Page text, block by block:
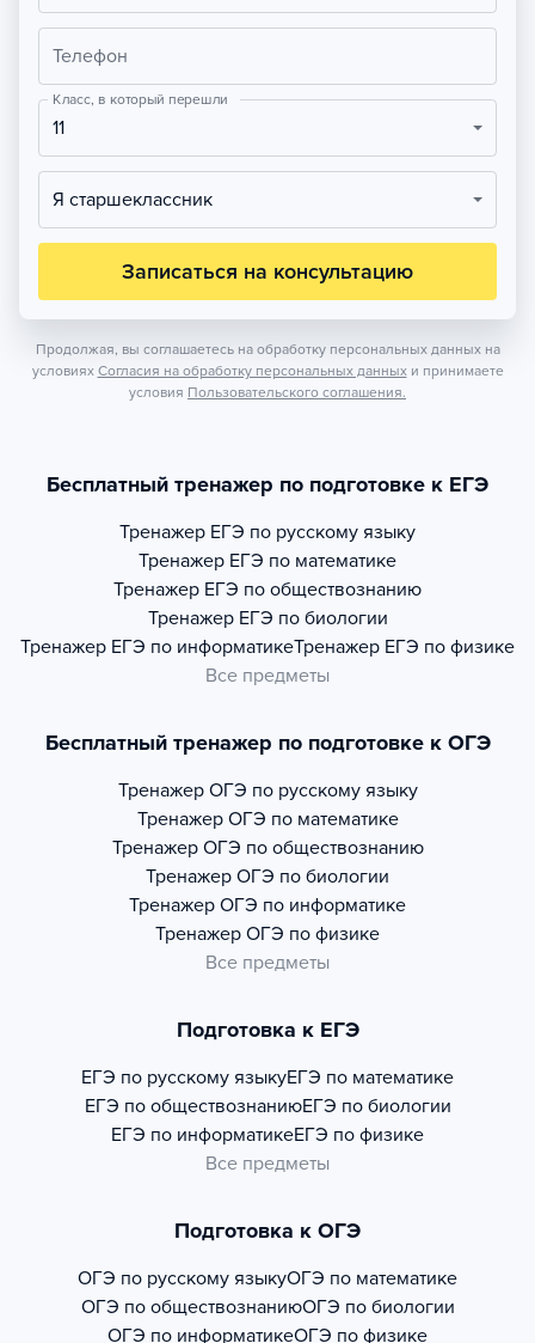
Телефон
Класс, в который перешли
11
Я старшеклассник
Записаться на консультацию
Продолжая, вы соглашаетесь на обработку персональных данных на
условиях Согласия на обработку персональных данных и принимаете
условия Пользовательского соглашения.
Бесплатный тренажер по подготовке к ЕГЭ
Тренажер ЕГЭ по русскому языку
Тренажер ЕГЭ по математике
Тренажер ЕГЭ по обществознанию
Тренажер ЕГЭ по биологии
Тренажер ЕГЭ по информатикеТренажер ЕГЭ по физике
Все предметы
Бесплатный тренажер по подготовке к ОГЭ
Тренажер ОГЭ по русскому языку
Тренажер ОГЭ по математике
Тренажер ОГЭ по обществознанию
Тренажер ОГЭ по биологии
Тренажер ОГЭ по информатике
Тренажер ОГЭ по физике
Все предметы
Подготовка к ЕГЭ
ЕГЭ по русскому языкуЕГЭ по математике
ЕГЭ по обществознаниюЕГЭ по биологии
ЕГЭ по информатикеЕГЭ по физике
Все предметы
Подготовка к ОГЭ
ОГЭ по русскому языкуОГЭ по математике
ОГЭ по обществознаниюОГЭ по биологии
ОГЭ по информатикеОГЭ по физике